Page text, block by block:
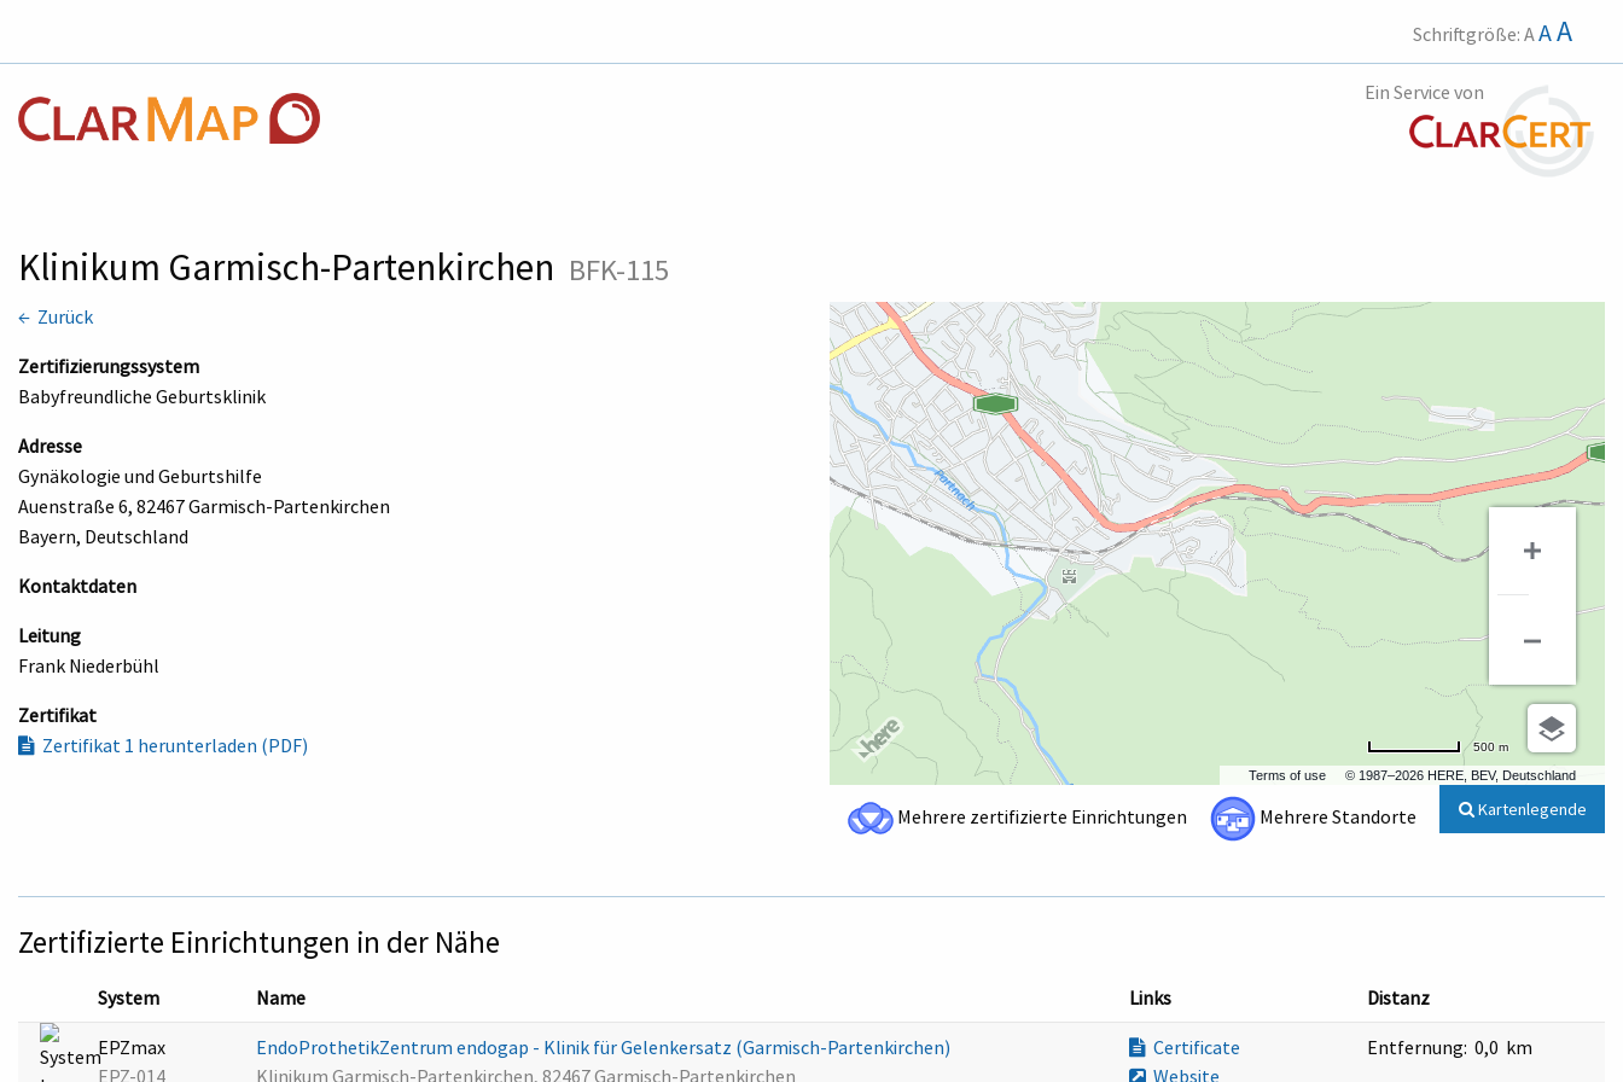
Schriftgröße: AAA
Ein Service von
Klinikum Garmisch-Partenkirchen BFK-115
← Zurück
Zertifizierungssystem
Babyfreundliche Geburtsklinik
Adresse
Gynäkologie und Geburtshilfe
Auenstraße 6, 82467 Garmisch-Partenkirchen
Bayern, Deutschland
Kontaktdaten
Leitung
Frank Niederbühl
Zertifikat
Zertifikat 1 herunterladen (PDF)
Terms of use © 1987–2026 HERE, BEV, Deutschland
500 m
Mehrere zertifizierte Einrichtungen Mehrere Standorte Kartenlegende
Zertifizierte Einrichtungen in der Nähe
System Name Links Distanz
EPZmax
EPZ-014
EndoProthetikZentrum endogap - Klinik für Gelenkersatz (Garmisch-Partenkirchen)
Klinikum Garmisch-Partenkirchen, 82467 Garmisch-Partenkirchen
Certificate
Website
Entfernung: 0,0 km